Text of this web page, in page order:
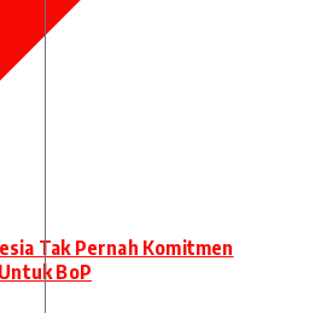
Tak Pernah Komitmen
BoP